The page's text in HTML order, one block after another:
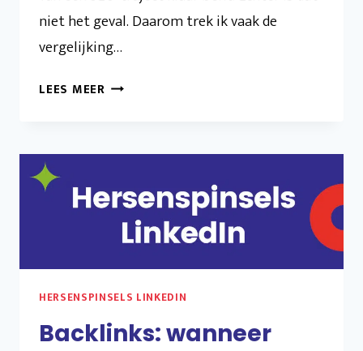
niet het geval. Daarom trek ik vaak de
vergelijking…
LEES MEER ACCOUNT
HERSENSPINSELS LINKEDIN
Backlinks: wanneer